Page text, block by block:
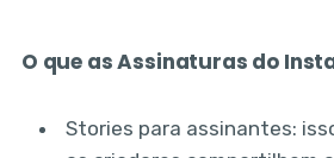
O que as Assinaturas do
Stories para assinantes: